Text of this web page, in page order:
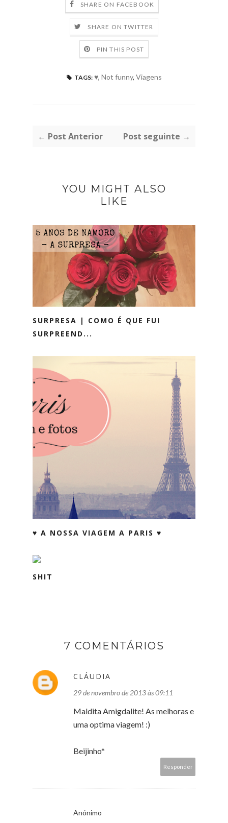
SHARE ON FACEBOOK
SHARE ON TWITTER
PIN THIS POST
TAGS: ♥, Not funny, Viagens
← Post Anterior Post seguinte →
YOU MIGHT ALSO
LIKE
SURPRESA | COMO É QUE FUI
SURPREEND...
♥ A NOSSA VIAGEM A PARIS ♥
SHIT
7 COMENTÁRIOS
CLÁUDIA
29 de novembro de 2013 às 09:11
Maldita Amigdalite! As melhoras e
uma optima viagem! :)
Beijinho*
Responder
Anónimo